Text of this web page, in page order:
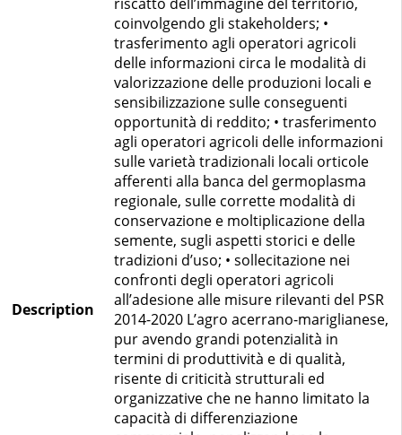
Description
coinvolgendo gli stakeholders; •
trasferimento agli operatori agricoli
delle informazioni circa le modalità di
valorizzazione delle produzioni locali e
sensibilizzazione sulle conseguenti
opportunità di reddito; • trasferimento
agli operatori agricoli delle informazioni
sulle varietà tradizionali locali orticole
afferenti alla banca del germoplasma
regionale, sulle corrette modalità di
conservazione e moltiplicazione della
semente, sugli aspetti storici e delle
tradizioni d’uso; • sollecitazione nei
confronti degli operatori agricoli
all’adesione alle misure rilevanti del PSR
2014-2020 L’agro acerrano-mariglianese,
pur avendo grandi potenzialità in
termini di produttività e di qualità,
risente di criticità strutturali ed
organizzative che ne hanno limitato la
capacità di differenziazione